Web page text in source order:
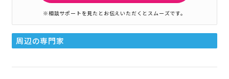
※相談サポートを見たとお伝えいただくとスムーズです。
周辺の専門家